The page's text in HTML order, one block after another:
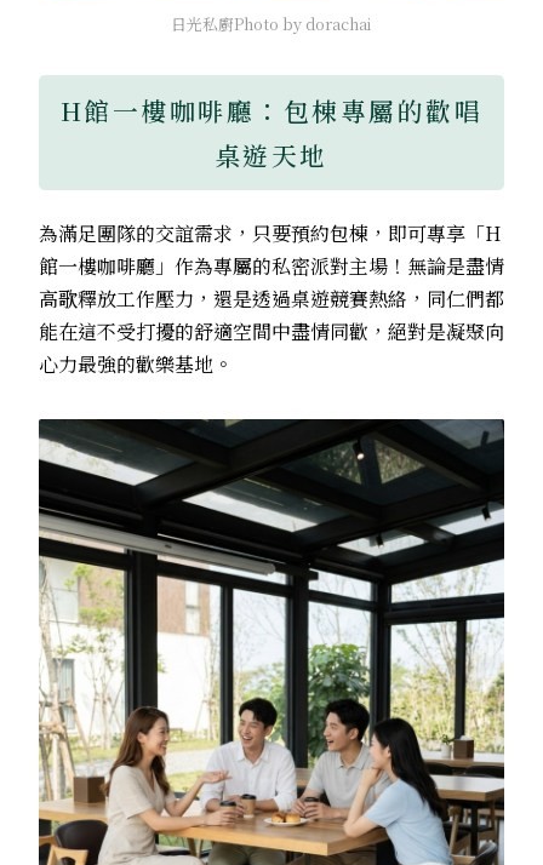
日光私廚Photo by dorachai
H館一樓咖啡廳：包棟專屬的歡唱
桌遊天地
為滿足團隊的交誼需求，只要預約包棟，即可專享「H
館一樓咖啡廳」作為專屬的私密派對主場！無論是盡情
高歌釋放工作壓力，還是透過桌遊競賽熱絡，同仁們都
能在這不受打擾的舒適空間中盡情同歡，絕對是凝聚向
心力最強的歡樂基地。